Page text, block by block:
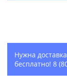
Нужна
бесплатно! 8